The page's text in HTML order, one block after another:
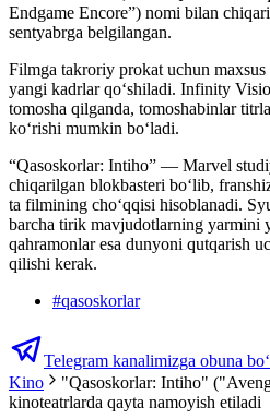
Endgame Encore”) nomi bilan
sentyabrga belgilangan.
Filmga takroriy prokat uchun
yangi kadrlar qo‘shiladi. Infinity
tomosha qilganda, tomoshabinlar
koʻrishi mumkin boʻladi.
“Qasoskorlar: Intiho” — Marvel
chiqarilgan blokbasteri bo‘lib,
ta filmining cho‘qqisi hisoblanadi.
barcha tirik mavjudotlarning yarmini
qahramonlar esa dunyoni qutqarish
qilishi kerak.
#qasoskorlar
Telegram kanalimizga obuna
Kino
"Qasoskorlar: Intiho"
kinoteatrlarda qayta namoyish etiladi